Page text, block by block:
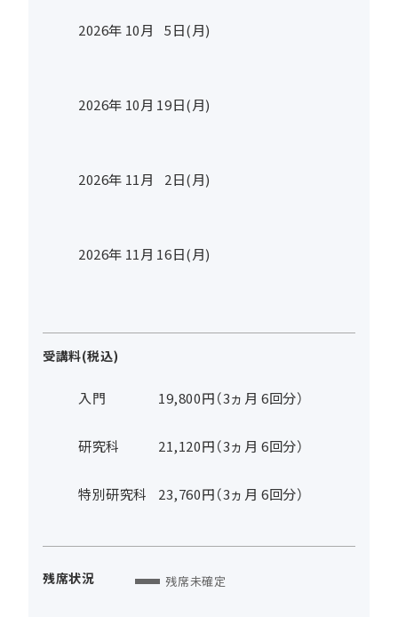
2026年 10月 5日(月)
2026年 10月 19日(月)
2026年 11月 2日(月)
2026年 11月 16日(月)
受講料(税込)
入門 19,800円（3ヵ月 6回分）
研究科 21,120円（3ヵ月 6回分）
特別研究科 23,760円（3ヵ月 6回分）
残席状況 残席未確定